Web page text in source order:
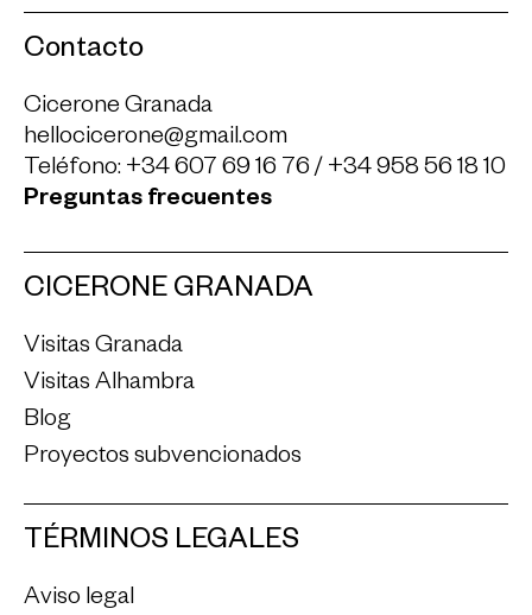
Contacto
Cicerone Granada
hellocicerone@gmail.com
Teléfono: +34 607 69 16 76/ +34 958 56 18 10
Preguntas frecuentes
CICERONE GRANADA
Visitas Granada
Visitas Alhambra
Blog
Proyectos subvencionados
TÉRMINOS LEGALES
Aviso legal